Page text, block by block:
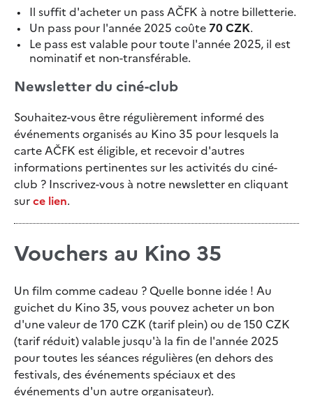
Il suffit d'acheter un pass AČFK à notre billetterie.
Un pass pour l'année 2025 coûte 70 CZK.
Le pass est valable pour toute l'année 2025, il est
nominatif et non-transférable.
Newsletter du ciné-club
Souhaitez-vous être régulièrement informé des
événements organisés au Kino 35 pour lesquels la
carte AČFK est éligible, et recevoir d'autres
informations pertinentes sur les activités du ciné-
club ? Inscrivez-vous à notre newsletter en cliquant
surce lien.
Vouchers au Kino 35
Un film comme cadeau ? Quelle bonne idée ! Au
guichet du Kino 35, vous pouvez acheter un bon
d'une valeur de 170 CZK (tarif plein) ou de 150 CZK
(tarif réduit) valable jusqu'à la fin de l'année 2025
pour toutes les séances régulières (en dehors des
festivals, des événements spéciaux et des
événements d'un autre organisateur).